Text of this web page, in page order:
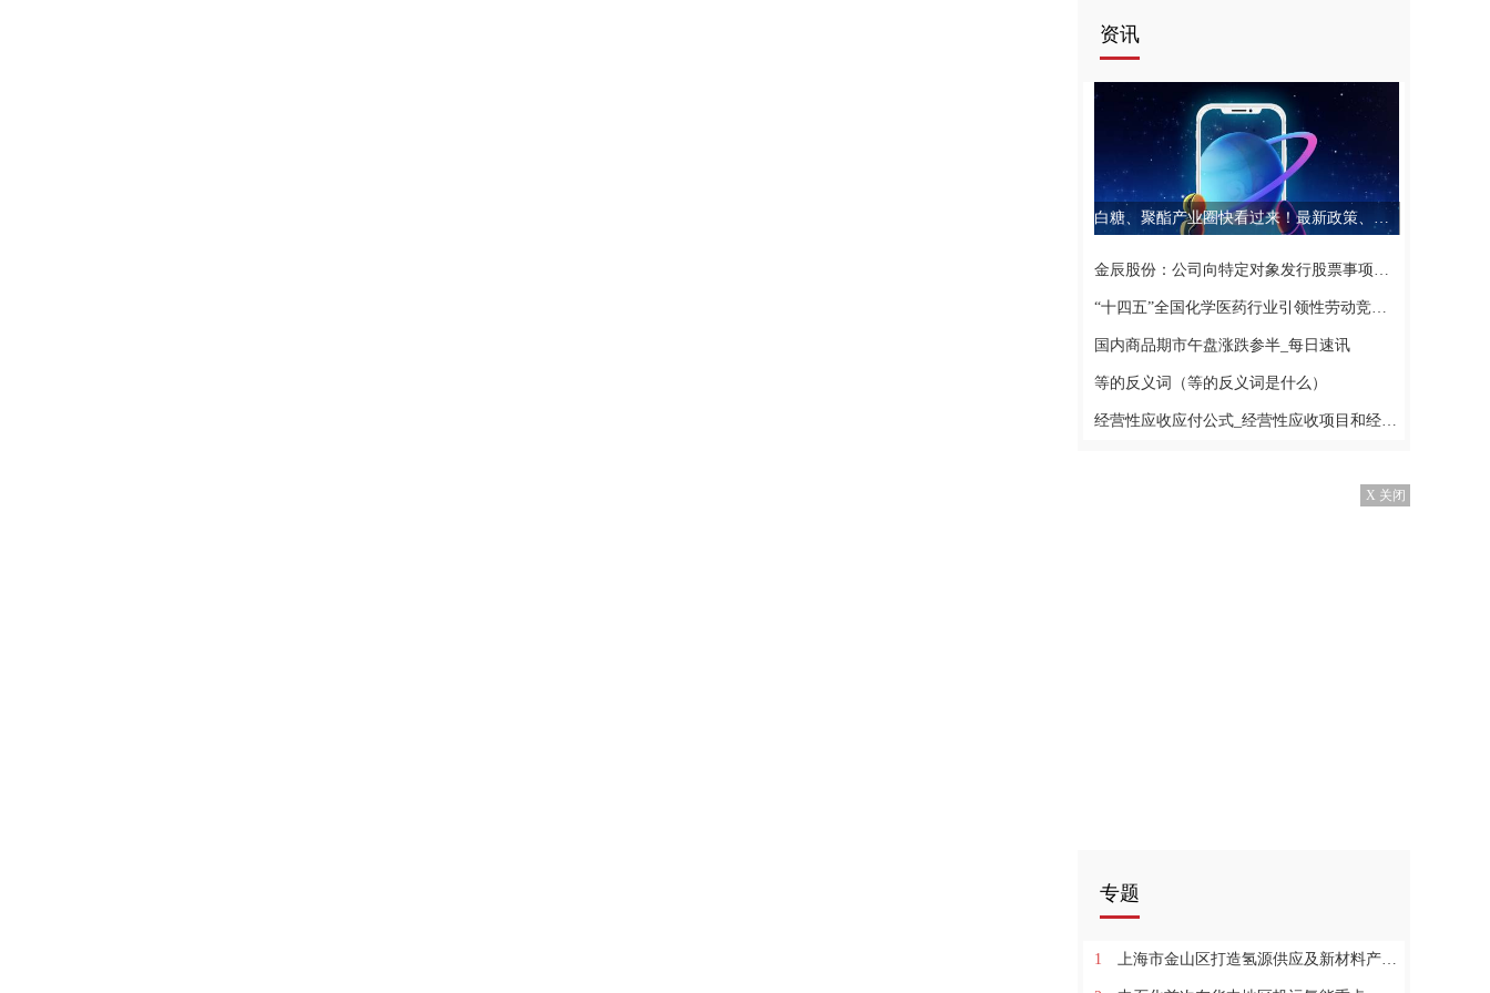
资讯
白糖、聚酯产业圈快看过来！最新政策、市场热点，9月7日两大分论坛，你想听的全都有|环球聚看点
金辰股份：公司向特定对象发行股票事项处于上海证券交易所问询回复阶段
“十四五”全国化学医药行业引领性劳动竞赛推进会在威海召开
国内商品期市午盘涨跌参半_每日速讯
等的反义词（等的反义词是什么）
经营性应收应付公式_经营性应收项目和经营性应付项目包括哪些_当前通讯
X 关闭
专题
1 上海市金山区打造氢源供应及新材料产业、示范运营基地_环球通讯